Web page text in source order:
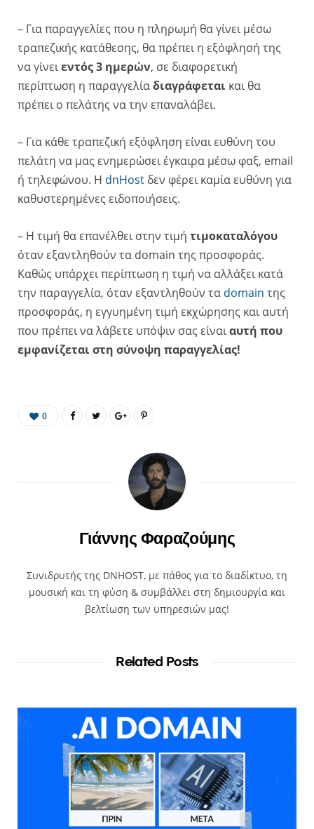
– Για παραγγελίες που η πληρωμή θα γίνει μέσω
τραπεζικής κατάθεσης, θα πρέπει η εξόφλησή της
να γίνειεντός 3 ημερών, σε διαφορετική
περίπτωση η παραγγελίαδιαγράφεται και θα
πρέπει ο πελάτης να την επαναλάβει.
– Για κάθε τραπεζική εξόφληση είναι ευθύνη του
πελάτη να μας ενημερώσει έγκαιρα μέσω φαξ, email
ή τηλεφώνου. H dnHost δεν φέρει καμία ευθύνη για
καθυστερημένες ειδοποιήσεις.
– Η τιμή θα επανέλθει στην τιμή τιμοκαταλόγου
όταν εξαντληθούν τα domain της προσφοράς.
Καθώς υπάρχει περίπτωση η τιμή να αλλάξει κατά
την παραγγελία, όταν εξαντληθούν τα domain της
προσφοράς, η εγγυημένη τιμή εκχώρησης και αυτή
που πρέπει να λάβετε υπόψιν σας είναιαυτή που
εμφανίζεται στη σύνοψη παραγγελίας!
0
Γιάννης Φαραζούμης
Συνιδρυτής της DNHOST, με πάθος για το διαδίκτυο, τη
μουσική και τη φύση & συμβάλλει στη δημιουργία και
βελτίωση των υπηρεσιών μας!
Related Posts